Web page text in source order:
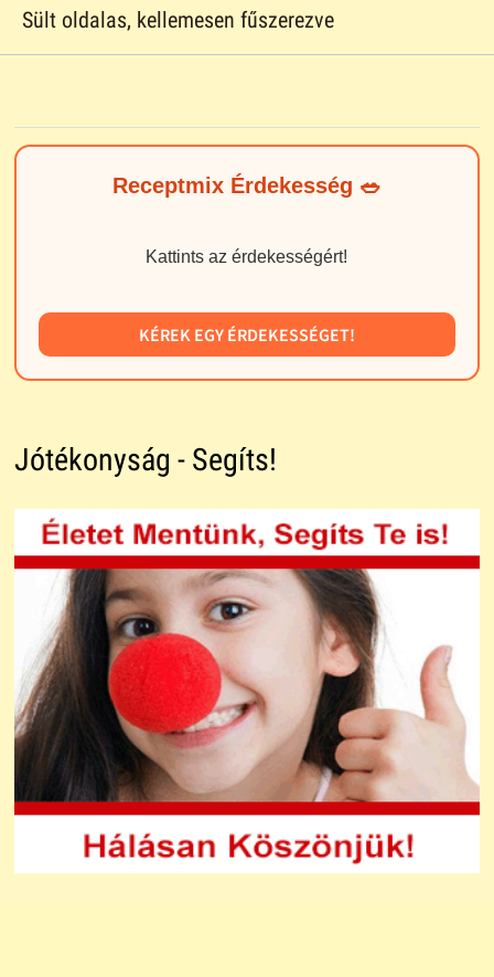
Sült oldalas, kellemesen fűszerezve
Receptmix Érdekesség 🥗
Kattints az érdekességért!
KÉREK EGY ÉRDEKESSÉGET!
Jótékonyság - Segíts!